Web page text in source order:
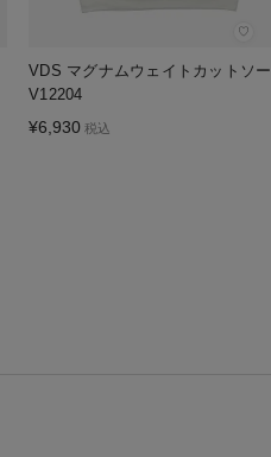
♡
VDS マグナムウェイトカットソー
V12204
¥6,930 税込